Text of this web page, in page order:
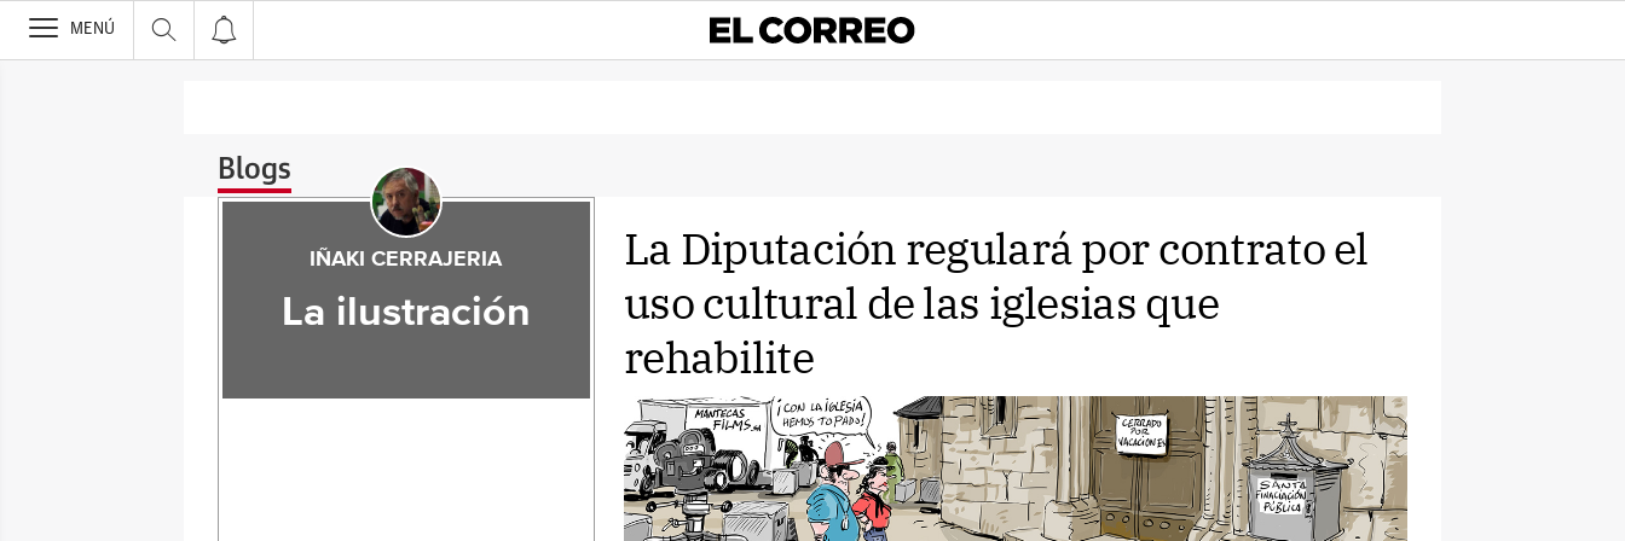
>
MENÚ
Blogs
La Diputación regulará por contrato el
uso cultural de las iglesias que
rehabilite
IÑAKI CERRAJERIA
La ilustración